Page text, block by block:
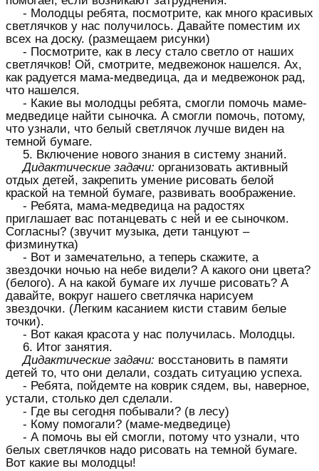
- Молодцы ребята, посмотрите, как много красивых
светлячков у нас получилось. Давайте поместим их
всех на доску. (размещаем рисунки)
- Посмотрите, как в лесу стало светло от наших
светлячков! Ой, смотрите, медвежонок нашелся. Ах,
как радуется мама-медведица, да и медвежонок рад,
что нашелся.
- Какие вы молодцы ребята, смогли помочь маме-
медведице найти сыночка. А смогли помочь, потому,
что узнали, что белый светлячок лучше виден на
темной бумаге.
5. Включение нового знания в систему знаний.
Дидактические задачи: организовать активный
отдых детей, закрепить умение рисовать белой
краской на темной бумаге, развивать воображение.
- Ребята, мама-медведица на радостях
приглашает вас потанцевать с ней и ее сыночком.
Согласны? (звучит музыка, дети танцуют –
физминутка)
- Вот и замечательно, а теперь скажите, а
звездочки ночью на небе видели? А какого они цвета?
(белого). А на какой бумаге их лучше рисовать? А
давайте, вокруг нашего светлячка нарисуем
звездочки. (Легким касанием кисти ставим белые
точки).
- Вот какая красота у нас получилась. Молодцы.
6. Итог занятия.
Дидактические задачи: восстановить в памяти
детей то, что они делали, создать ситуацию успеха.
- Ребята, пойдемте на коврик сядем, вы, наверное,
устали, столько дел сделали.
- Где вы сегодня побывали? (в лесу)
- Кому помогали? (маме-медведице)
- А помочь вы ей смогли, потому что узнали, что
белых светлячков надо рисовать на темной бумаге.
Вот какие вы молодцы!